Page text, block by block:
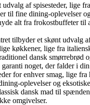
af spisesteder, lige
til fine dining-oplevelser
alt fra frokostbuffeter til
tilbyder et skønt udvalg
køkkener, lige fra
dansk smørrebrød
noget, der falder i din
for enhver smag, lige fra
oplevelser og
dansk mad til
omgivelser.